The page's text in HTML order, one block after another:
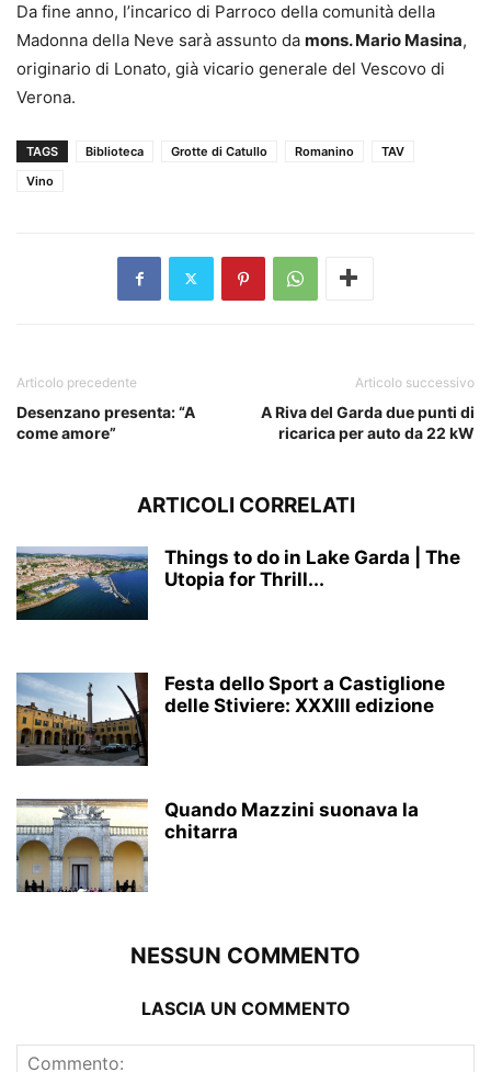
Da fine anno, l’incarico di Parroco della comunità della
Madonna della Neve sarà assunto da mons. Mario Masina,
originario di Lonato, già vicario generale del Vescovo di
Verona.
TAGS Biblioteca Grotte di Catullo Romanino
TAV
Vino
Articolo precedente
Desenzano presenta: “A
come amore”
Articolo successivo
A Riva del Garda due punti di
ricarica per auto da 22 kW
ARTICOLI CORRELATI
Things to do in Lake Garda | The
Utopia for Thrill...
Festa dello Sport a Castiglione
delle Stiviere: XXXIII edizione
Quando Mazzini suonava la
chitarra
NESSUN COMMENTO
LASCIA UN COMMENTO